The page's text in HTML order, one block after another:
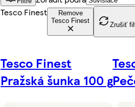
Tesco Finest
Remove
Tesco Finest
Zrušiť
Tesco Finest
Pražská šunka 100 g